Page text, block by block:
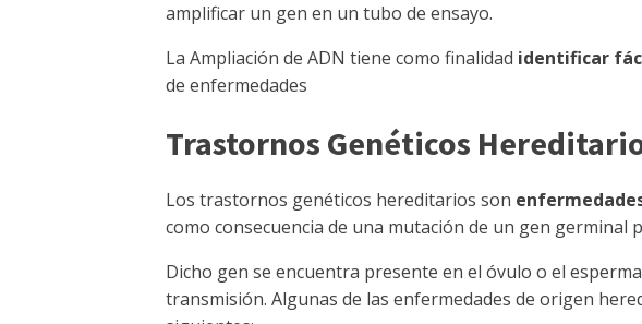
amplificar un gen en un tubo de ensayo.
La Ampliación de ADN tiene como finalidad identificar
de enfermedades
Trastornos Genéticos
Los trastornos genéticos hereditarios son
como consecuencia de una mutación de un gen
Dicho gen se encuentra presente en el óvulo o el
transmisión. Algunas de las enfermedades de origen